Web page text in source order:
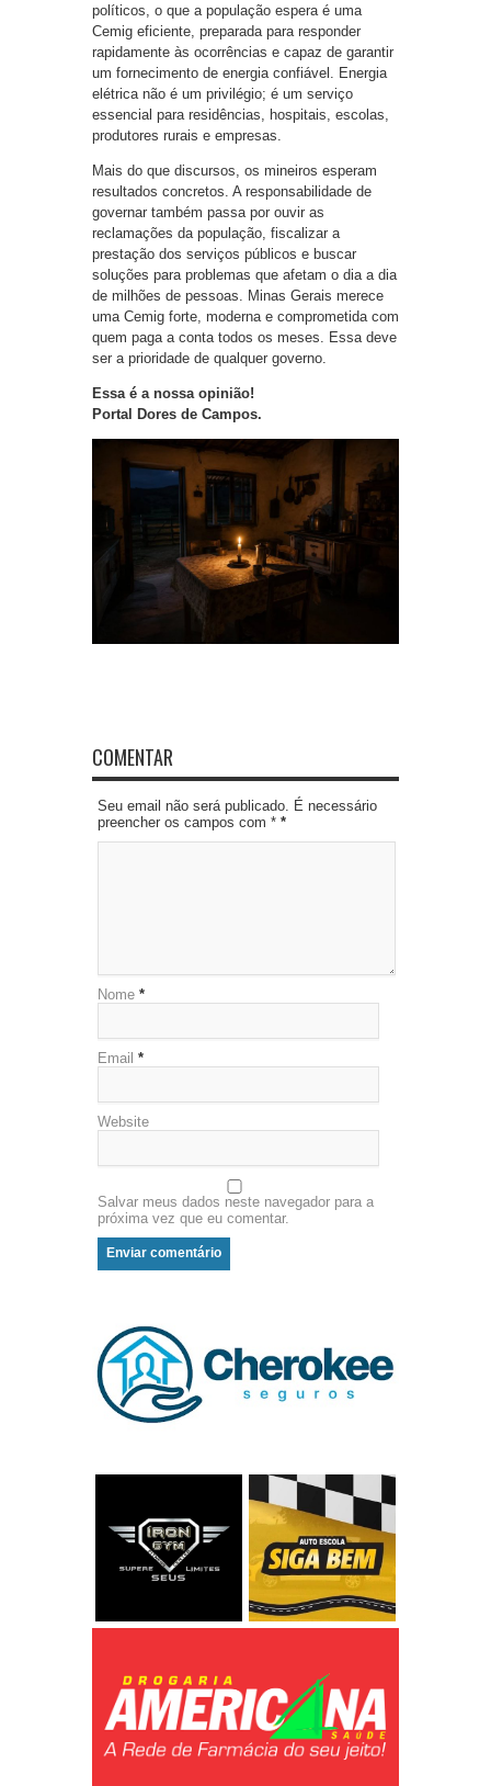
políticos, o que a população espera é uma
Cemig eficiente, preparada para responder
rapidamente às ocorrências e capaz de garantir
um fornecimento de energia confiável. Energia
elétrica não é um privilégio; é um serviço
essencial para residências, hospitais, escolas,
produtores rurais e empresas.
Mais do que discursos, os mineiros esperam
resultados concretos. A responsabilidade de
governar também passa por ouvir as
reclamações da população, fiscalizar a
prestação dos serviços públicos e buscar
soluções para problemas que afetam o dia a dia
de milhões de pessoas. Minas Gerais merece
uma Cemig forte, moderna e comprometida com
quem paga a conta todos os meses. Essa deve
ser a prioridade de qualquer governo.
Essa é a nossa opinião!
Portal Dores de Campos.
COMENTAR
Seu email não será publicado. É necessário
preencher os campos com * *
Nome *
Email *
Website
Salvar meus dados neste navegador para a
próxima vez que eu comentar.